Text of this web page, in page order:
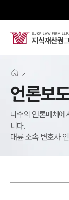
언론보
다수의 언론매체
니다.
대륜 소속 변호사